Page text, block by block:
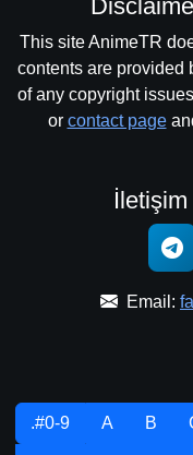
This site AnimeTR
contents are provided
of any copyright
or contact page
Email:
.#0-9 A B